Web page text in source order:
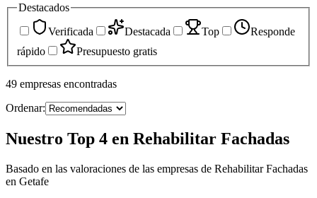
Destacados
Verificada
Destacada Top
Responde
rápido
Presupuesto gratis
49 empresas encontradas
Ordenar:
Nuestro Top 4 en Rehabilitar Fachadas
Basado en las valoraciones de las empresas de Rehabilitar Fachadas
en Getafe